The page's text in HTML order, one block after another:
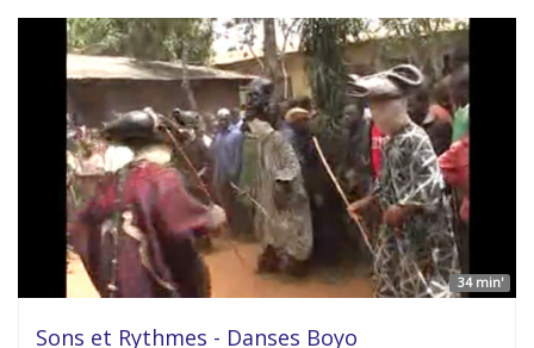
34 min'
Sons et Rythmes - Danses Boyo